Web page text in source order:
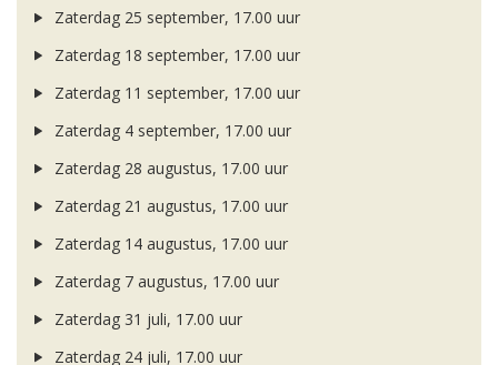
Zaterdag 25 september, 17.00 uur
Zaterdag 18 september, 17.00 uur
Zaterdag 11 september, 17.00 uur
Zaterdag 4 september, 17.00 uur
Zaterdag 28 augustus, 17.00 uur
Zaterdag 21 augustus, 17.00 uur
Zaterdag 14 augustus, 17.00 uur
Zaterdag 7 augustus, 17.00 uur
Zaterdag 31 juli, 17.00 uur
Zaterdag 24 juli, 17.00 uur